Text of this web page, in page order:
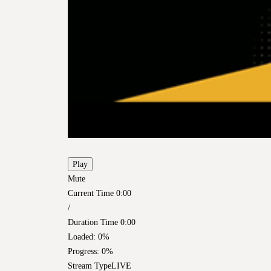
Play
Mute
Current Time 0:00
/
Duration Time 0:00
Loaded: 0%
Progress: 0%
Stream TypeLIVE